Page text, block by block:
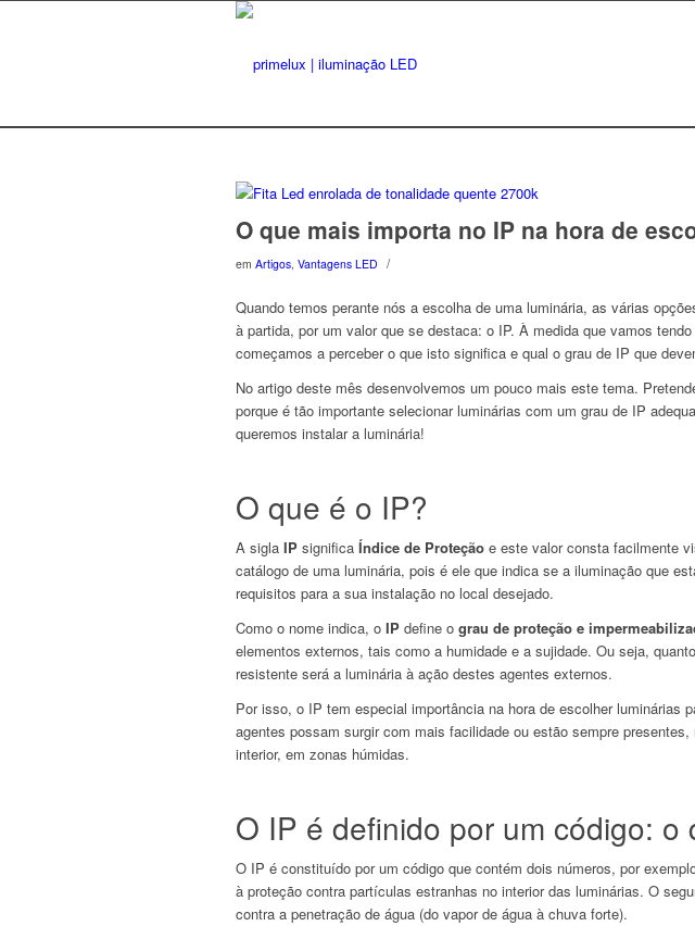
O que mais importa no IP na hora de
em Artigos, Vantagens LED /
Quando temos perante nós a escolha de uma luminária, as várias
à partida, por um valor que se destaca: o IP. À medida que vamos
começamos a perceber o que isto significa e qual o grau de IP que
No artigo deste mês desenvolvemos um pouco mais este tema.
porque é tão importante selecionar luminárias com um grau de IP
queremos instalar a luminária!
O que é o IP?
A sigla IP significa Índice de Proteção e este valor consta facilmente
catálogo de uma luminária, pois é ele que indica se a iluminação que
requisitos para a sua instalação no local desejado.
Como o nome indica, o IP define o grau de proteção e
elementos externos, tais como a humidade e a sujidade. Ou seja,
resistente será a luminária à ação destes agentes externos.
Por isso, o IP tem especial importância na hora de escolher luminárias
agentes possam surgir com mais facilidade ou estão sempre
interior, em zonas húmidas.
O IP é definido por um código: o
O IP é constituído por um código que contém dois números, por
à proteção contra partículas estranhas no interior das luminárias. O
contra a penetração de água (do vapor de água à chuva forte).